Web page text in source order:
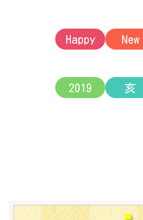
Happy New
2019 亥